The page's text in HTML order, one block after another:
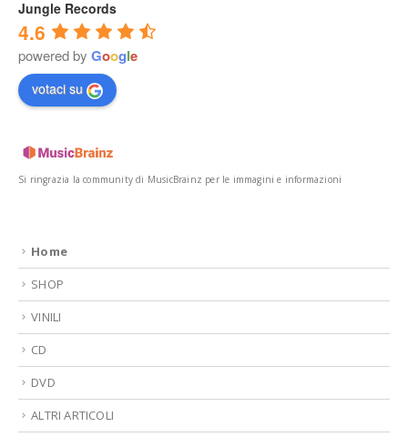
Jungle Records
4.6
powered by Google
votaci su
Si ringrazia la community di MusicBrainz per le immagini e informazioni
Home
SHOP
VINILI
CD
DVD
ALTRI ARTICOLI